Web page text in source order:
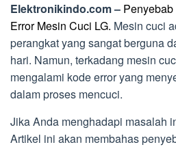
Elektronikindo.com –
Error Mesin Cuci LG. Mesin cuci
perangkat yang sangat berguna
hari. Namun, terkadang mesin
mengalami kode error yang
dalam proses mencuci.
Jika Anda menghadapi masalah
Artikel ini akan membahas